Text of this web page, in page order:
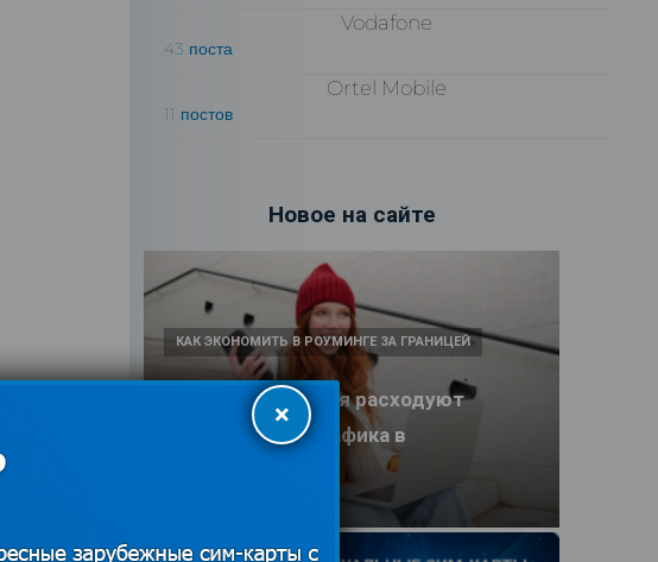
Vodafone
43 поста
Ortel Mobile
11 постов
Новое на сайте
Какие приложения расходуют
больше всего трафика в
КАК ЭКОНОМИТЬ В РОУМИНГЕ ЗА ГРАНИЦЕЙ
×